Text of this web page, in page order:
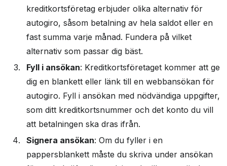
kreditkortsföretag erbjuder olika alternativ för
autogiro, såsom betalning av hela saldot eller en
fast summa varje månad. Fundera på vilket
alternativ som passar dig bäst.
Fyll i ansökan: Kreditkortsföretaget kommer att ge
dig en blankett eller länk till en webbansökan för
autogiro. Fyll i ansökan med nödvändiga uppgifter,
som ditt kreditkortsnummer och det konto du vill
att betalningen ska dras ifrån.
Signera ansökan: Om du fyller i en
pappersblankett måste du skriva under ansökan